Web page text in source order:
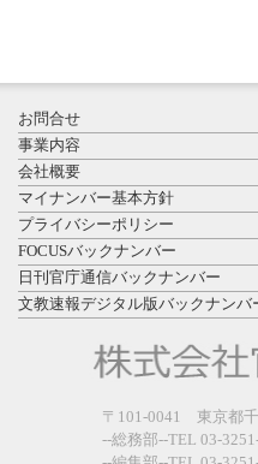
お問合せ
事業内容
会社概要
マイナンバー基本方針
プライバシーポリシー
FOCUSバックナンバー
日刊官庁通信バックナンバー
文教速報デジタル版バックナンバ
〒101-0041 東京都
--総務部--TEL 03-